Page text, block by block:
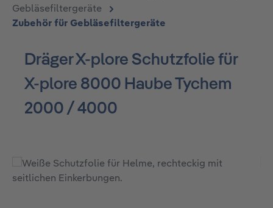
Gebläsefiltergeräte
Zubehör für Gebläsefiltergeräte
Dräger X-plore Schutzfolie für
X-plore 8000 Haube Tychem
2000 / 4000
Bildergalerie überspringen